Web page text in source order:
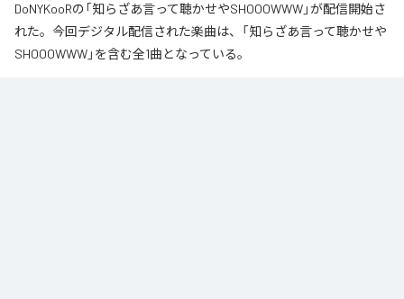
DoNYKooRの「知らざあ言って聴かせやSHOOOWWW」が配信開始さ
れた。今回デジタル配信された楽曲は、「知らざあ言って聴かせや
SHOOOWWW」を含む全1曲となっている。